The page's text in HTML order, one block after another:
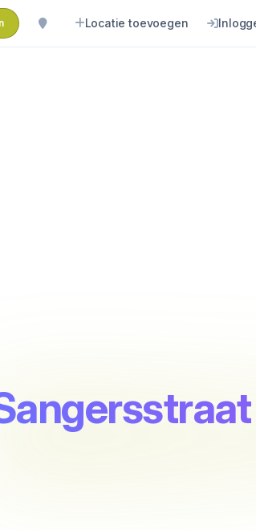
Locatie toevoegen